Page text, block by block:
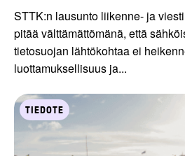
STTK:n lausunto liikenne- ja
pitää välttämättömänä, että
tietosuojan lähtökohtaa ei
luottamuksellisuus ja...
TIEDOTE